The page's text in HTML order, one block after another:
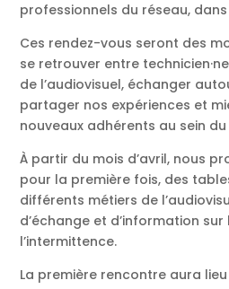
professionnels du réseau,
Ces rendez-vous seront des
se retrouver entre
de l’audiovisuel, échanger
partager nos expériences et
nouveaux adhérents au sein
À partir du mois d’avril, nous
pour la première fois, des
différents métiers de
d’échange et d’information
l’intermittence.
La première rencontre aura lieu